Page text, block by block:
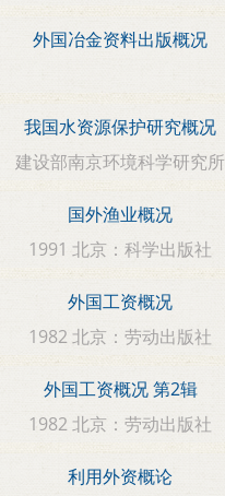
外国冶金资料出版概况
我国水资源保护研究概况
建设部南京环境科学研究所
国外渔业概况
1991 北京：科学出版社
外国工资概况
1982 北京：劳动出版社
外国工资概况 第2辑
1982 北京：劳动出版社
利用外资概论